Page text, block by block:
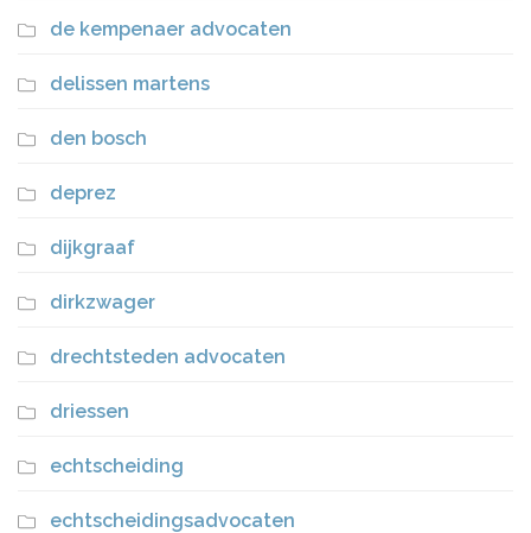
de kempenaer advocaten
delissen martens
den bosch
deprez
dijkgraaf
dirkzwager
drechtsteden advocaten
driessen
echtscheiding
echtscheidingsadvocaten